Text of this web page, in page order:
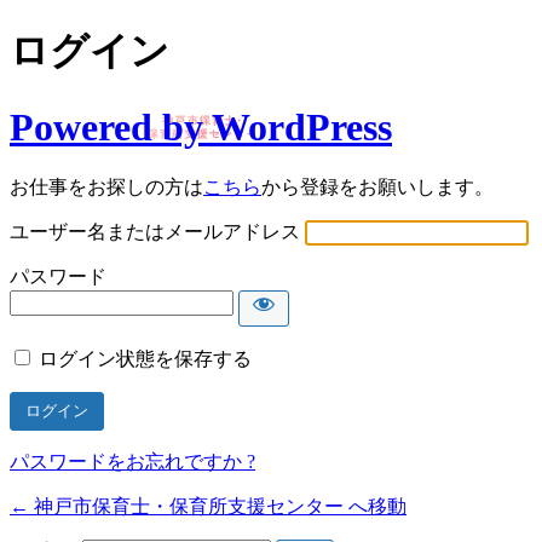
ログイン
Powered by WordPress
お仕事をお探しの方はこちらから登録をお願いします。
ユーザー名またはメールアドレス
パスワード
ログイン状態を保存する
パスワードをお忘れですか ?
← 神戸市保育士・保育所支援センター へ移動